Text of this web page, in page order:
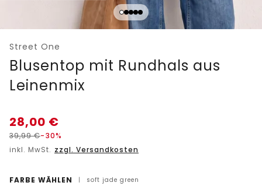
Street One
Blusentop mit Rundhals aus
Leinenmix
28,00 €
39,99€-30%
inkl. MwSt. zzgl. Versandkosten
FARBE WÄHLEN | soft jade green